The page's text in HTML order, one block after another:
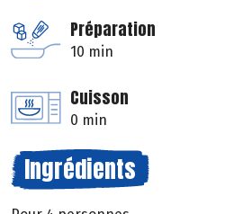
Préparation
10 min
Cuisson
0 min
Ingrédients